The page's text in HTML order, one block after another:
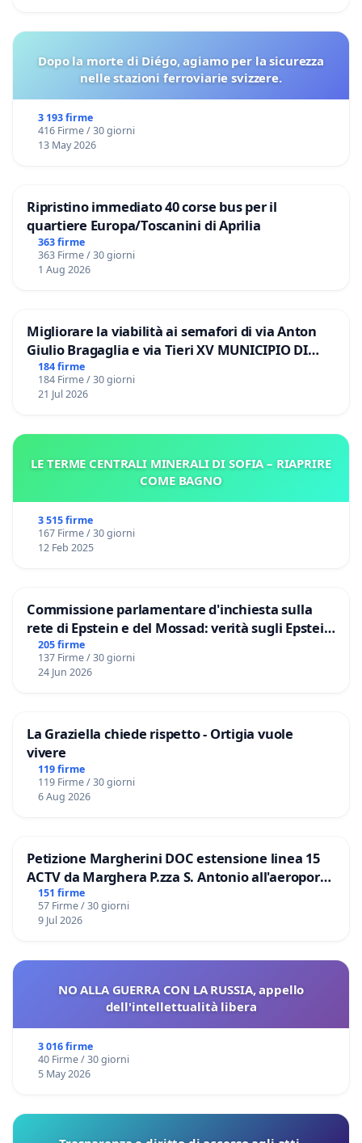
Dopo la morte di Diégo, agiamo per la sicurezza
nelle stazioni ferroviarie svizzere.
3 193 firme
416 Firme / 30 giorni
13 May 2026
Ripristino immediato 40 corse bus per il
quartiere Europa/Toscanini di Aprilia
363 firme
363 Firme / 30 giorni
1 Aug 2026
Migliorare la viabilità ai semafori di via Anton
Giulio Bragaglia e via Tieri XV MUNICIPIO DI
ROMA
184 firme
184 Firme / 30 giorni
21 Jul 2026
LE TERME CENTRALI MINERALI DI SOFIA – RIAPRIRE
COME BAGNO
3 515 firme
167 Firme / 30 giorni
12 Feb 2025
Commissione parlamentare d'inchiesta sulla
rete di Epstein e del Mossad: verità sugli Epstein
Files
205 firme
137 Firme / 30 giorni
24 Jun 2026
La Graziella chiede rispetto - Ortigia vuole
vivere
119 firme
119 Firme / 30 giorni
6 Aug 2026
Petizione Margherini DOC estensione linea 15
ACTV da Marghera P.zza S. Antonio all'aeroporto
Marco Polo tariffa a € 1,50
151 firme
57 Firme / 30 giorni
9 Jul 2026
NO ALLA GUERRA CON LA RUSSIA, appello
dell'intellettualità libera
3 016 firme
40 Firme / 30 giorni
5 May 2026